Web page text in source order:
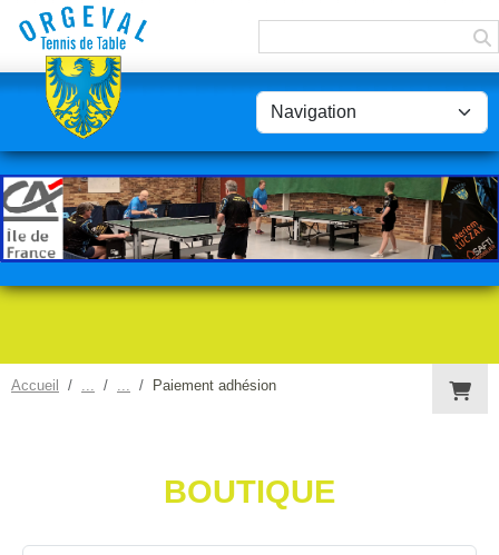
Accueil Paiement adhésion
BOUTIQUE
Panneau de gestion des cookies